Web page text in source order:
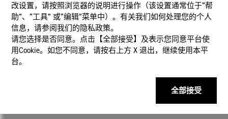
改设置，请按照浏览器的说明进⾏操作（该设置通常位于“帮
助”、“⼯具” 或“编辑”菜单中）。有关我们如何处理您的个⼈
信息，请参阅我们的隐私政策。
请您选择是否同意。点击【全部接受】及表示您同意平台使
用Cookie。如您不同意，请按右上⽅ X 退出，继续使⽤本平
台。
全部接受